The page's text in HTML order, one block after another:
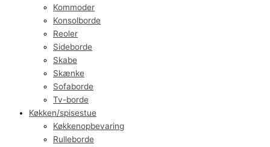
Kommoder
Konsolborde
Reoler
Sideborde
Skabe
Skænke
Sofaborde
Tv-borde
Køkken/spisestue
Køkkenopbevaring
Rulleborde